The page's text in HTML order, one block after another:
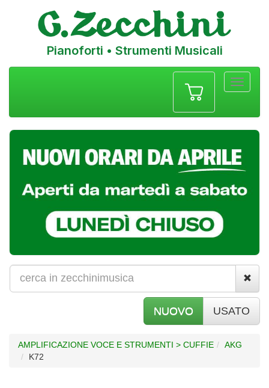
Pianoforti • Strumenti Musicali
NUOVO USATO
AMPLIFICAZIONE VOCE E STRUMENTI > CUFFIE
AKG
K72